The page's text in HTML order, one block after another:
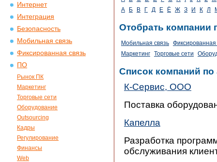
Интернет
Интеграция
Безопасность
Мобильная связь
Фиксированная связь
ПО
Рынок ПК
Маркетинг
Торговые сети
Оборудование
Outsourcing
Кадры
Регулирование
Финансы
Web
А
Б В Г Д Е Ё Ж З И К Л
Отобрать компании
Мобильная связь Фиксированная
Маркетинг Торговые сети
Список компаний
К-Сервис, ООО
Поставка
Капелла
Разработка
обслуживания